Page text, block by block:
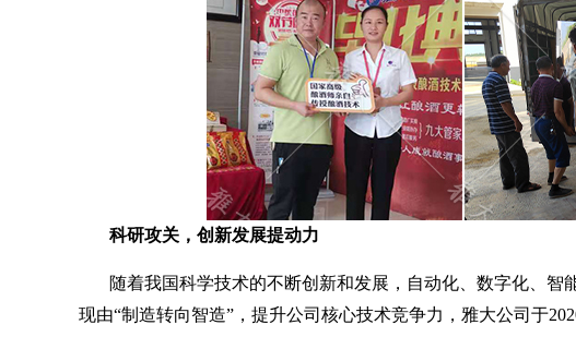
科研攻关，创新发展提动力
随着我国科学技术的不断创新和发展，自动化、数字化、
现由“制造转向智造”，提升公司核心技术竞争力，雅大公司于